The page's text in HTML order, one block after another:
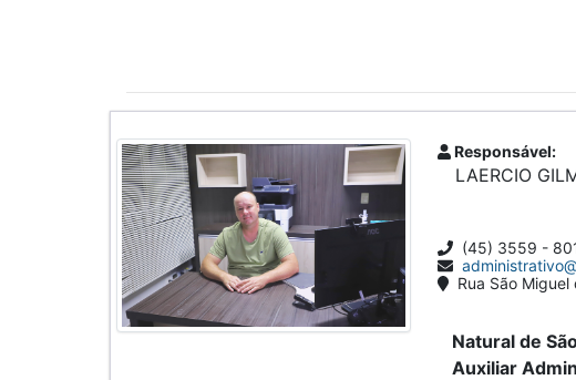
Responsável:
LAERCIO
(45) 3559 -
Rua São
Natural de
Auxiliar